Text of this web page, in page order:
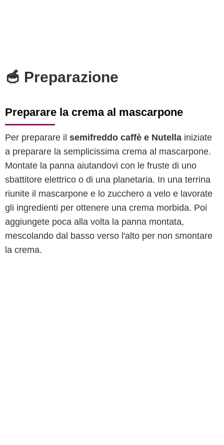
🥣 Preparazione
Preparare la crema al mascarpone
Per preparare il semifreddo caffè e Nutella iniziate
a preparare la semplicissima crema al mascarpone.
Montate la panna aiutandovi con le fruste di uno
sbattitore elettrico o di una planetaria. In una terrina
riunite il mascarpone e lo zucchero a velo e lavorate
gli ingredienti per ottenere una crema morbida. Poi
aggiungete poca alla volta la panna montata,
mescolando dal basso verso l'alto per non smontare
la crema.